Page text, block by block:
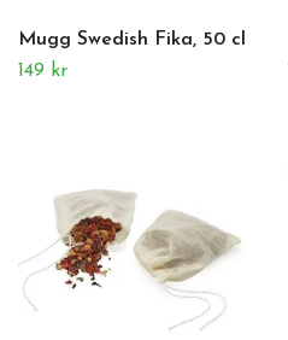
Mugg Swedish Fika, 50 cl
149 kr